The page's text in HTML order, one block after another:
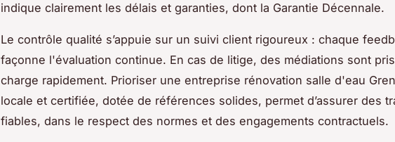
indique clairement les délais et garanties, dont la Garantie Décennale.
Le contrôle qualité s’appuie sur un suivi client rigoureux : chaque
façonne l'évaluation continue. En cas de litige, des médiations sont
charge rapidement. Prioriser une entreprise rénovation salle d'eau
locale et certifiée, dotée de références solides, permet d’assurer des
fiables, dans le respect des normes et des engagements contractuels.